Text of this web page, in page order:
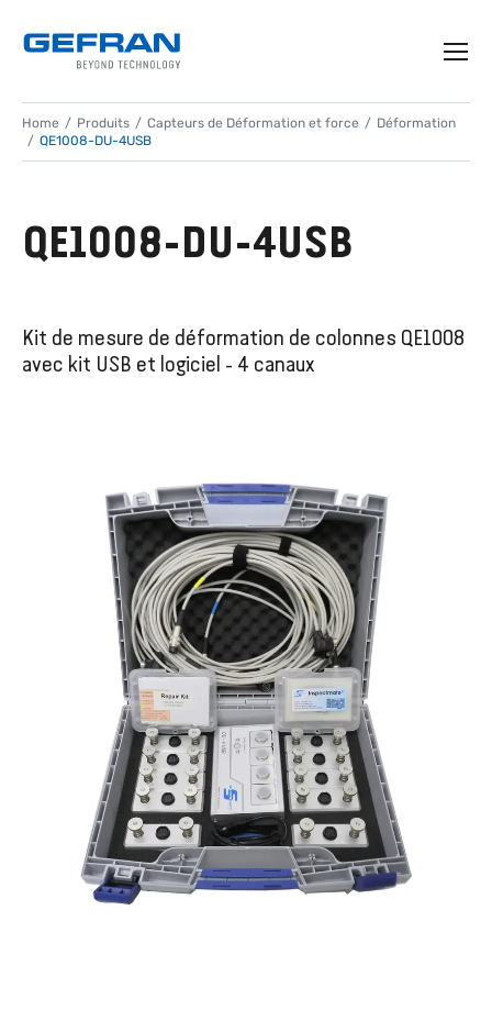
Home Produits Capteurs de Déformation et force
Déformation
QE1008-DU-4USB
QE1008-DU-4USB
Kit de mesure de déformation de colonnes QE1008
avec kit USB et logiciel - 4 canaux